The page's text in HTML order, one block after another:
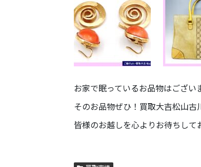
お家で眠っているお品物はござい
そのお品物ぜひ！買取大吉松山
皆様のお越しを心よりお待ちして